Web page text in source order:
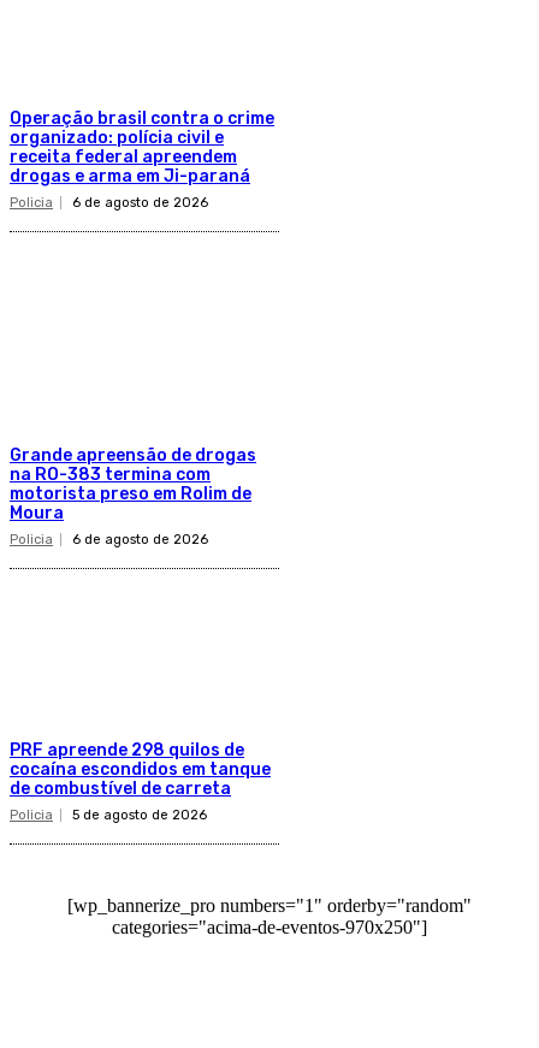
Operação brasil contra o crime
organizado: polícia civil e
receita federal apreendem
drogas e arma em Ji-paraná
Policia 6 de agosto de 2026
Grande apreensão de drogas
na RO-383 termina com
motorista preso em Rolim de
Moura
Policia 6 de agosto de 2026
PRF apreende 298 quilos de
cocaína escondidos em tanque
de combustível de carreta
Policia 5 de agosto de 2026
[wp_bannerize_pro numbers="1" orderby="random"
categories="acima-de-eventos-970x250"]